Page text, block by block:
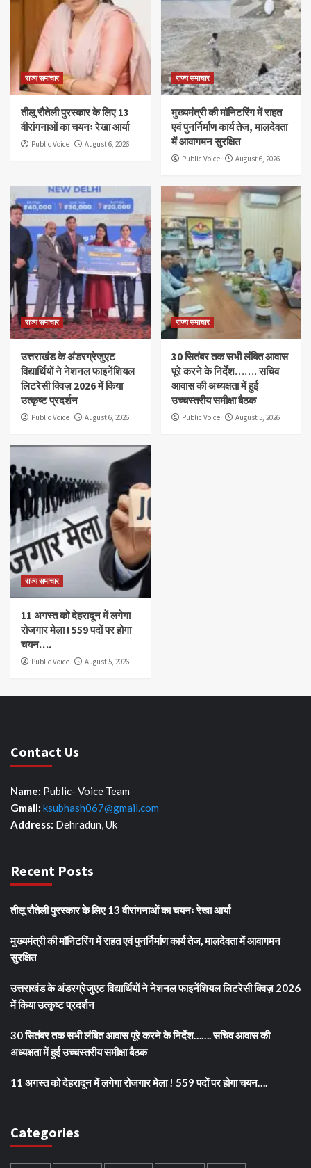
राज्य समाचार
तीलू रौतेली पुरस्कार के लिए 13
वीरांगनाओं का चयनः रेखा आर्या
Public Voice August 6, 2026
राज्य समाचार
मुख्यमंत्री की मॉनिटरिंग में राहत
एवं पुनर्निर्माण कार्य तेज, मालदेवता
में आवागमन सुरक्षित
Public Voice August 6, 2026
राज्य समाचार
उत्तराखंड के अंडरग्रेजुएट
विद्यार्थियों ने नेशनल फाइनेंशियल
लिटरेसी क्विज़ 2026 में किया
उत्कृष्ट प्रदर्शन
Public Voice August 6, 2026
राज्य समाचार
30 सितंबर तक सभी लंबित आवास
पूरे करने के निर्देश……. सचिव
आवास की अध्यक्षता में हुई
उच्चस्तरीय समीक्षा बैठक
Public Voice August 5, 2026
राज्य समाचार
11 अगस्त को देहरादून में लगेगा
रोजगार मेला ! 559 पदों पर होगा
चयन….
Public Voice August 5, 2026
Contact Us
Name: Public- Voice Team
Gmail: ksubhash067@gmail.com
Address: Dehradun, Uk
Recent Posts
तीलू रौतेली पुरस्कार के लिए 13 वीरांगनाओं का चयनः रेखा आर्या
मुख्यमंत्री की मॉनिटरिंग में राहत एवं पुनर्निर्माण कार्य तेज, मालदेवता में आवागमन
सुरक्षित
उत्तराखंड के अंडरग्रेजुएट विद्यार्थियों ने नेशनल फाइनेंशियल लिटरेसी क्विज़ 2026
में किया उत्कृष्ट प्रदर्शन
30 सितंबर तक सभी लंबित आवास पूरे करने के निर्देश……. सचिव आवास की
अध्यक्षता में हुई उच्चस्तरीय समीक्षा बैठक
11 अगस्त को देहरादून में लगेगा रोजगार मेला ! 559 पदों पर होगा चयन….
Categories